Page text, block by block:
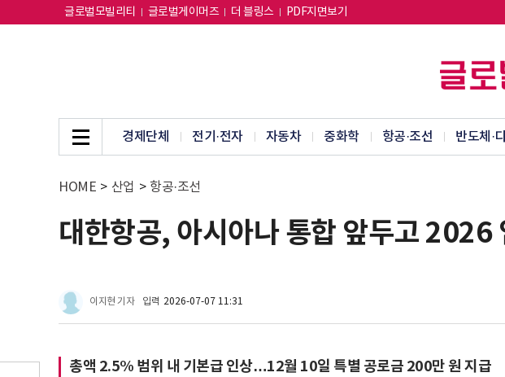
글로벌모빌리티 글로벌게이머즈 더 블링스 PDF지면보기
경제단체 전기·전자 자동차 중화학 항공·조선 반도체·
HOME > 산업 > 항공·조선
대한항공, 아시아나 통합 앞두고
이지현 기자 입력 2026-07-07 11:31
총액 2.5% 범위 내 기본급 인상…12월 10일 특별 공로금 200만 원 지급